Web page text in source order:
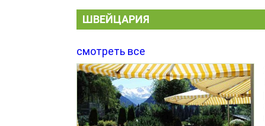
ШВЕЙЦАРИЯ
смотреть все